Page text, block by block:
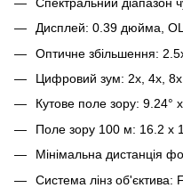
Дисплей: 0.39 дюйма,
Оптичне збільшення:
Цифровий зум: 2x, 4x, 8x
Кутове поле зору: 9.24°
Поле зору 100 м: 16.2 x
Мінімальна дистанція
Система лінз об'єктива: